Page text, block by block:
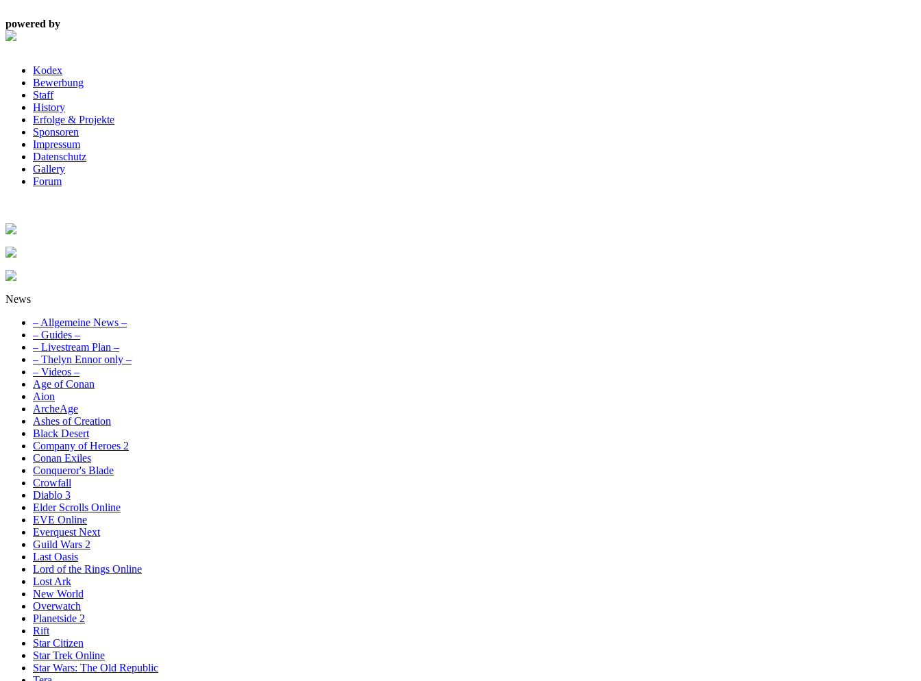
powered by
Kodex
Bewerbung
Staff
History
Erfolge & Projekte
Sponsoren
Impressum
Datenschutz
Gallery
Forum
News
– Allgemeine News –
– Guides –
– Livestream Plan –
– Thelyn Ennor only –
– Videos –
Age of Conan
Aion
ArcheAge
Ashes of Creation
Black Desert
Company of Heroes 2
Conan Exiles
Conqueror's Blade
Crowfall
Diablo 3
Elder Scrolls Online
EVE Online
Everquest Next
Guild Wars 2
Last Oasis
Lord of the Rings Online
Lost Ark
New World
Overwatch
Planetside 2
Rift
Star Citizen
Star Trek Online
Star Wars: The Old Republic